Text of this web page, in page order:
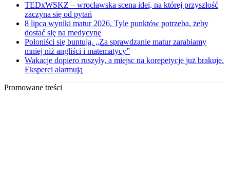
TEDxWSKZ – wrocławska scena idei, na której przyszłość
zaczyna się od pytań
8 lipca wyniki matur 2026. Tyle punktów potrzeba, żeby
dostać się na medycynę
Poloniści się buntują. „Za sprawdzanie matur zarabiamy
mniej niż angliści i matematycy”
Wakacje dopiero ruszyły, a miejsc na korepetycje już brakuje.
Eksperci alarmują
Promowane treści